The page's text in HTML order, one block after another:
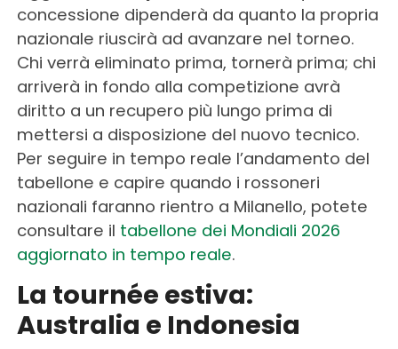
concessione dipenderà da quanto la propria
nazionale riuscirà ad avanzare nel torneo.
Chi verrà eliminato prima, tornerà prima; chi
arriverà in fondo alla competizione avrà
diritto a un recupero più lungo prima di
mettersi a disposizione del nuovo tecnico.
Per seguire in tempo reale l’andamento del
tabellone e capire quando i rossoneri
nazionali faranno rientro a Milanello, potete
consultare il tabellone dei Mondiali 2026
aggiornato in tempo reale.
La tournée estiva:
Australia e Indonesia